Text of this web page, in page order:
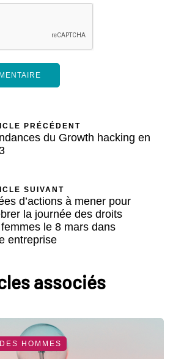
PRÉCÉDENT
du Growth hacking en
SUIVANT
d’actions à mener pour
la journée des droits
le 8 mars dans
entreprise
associés
HOMMES